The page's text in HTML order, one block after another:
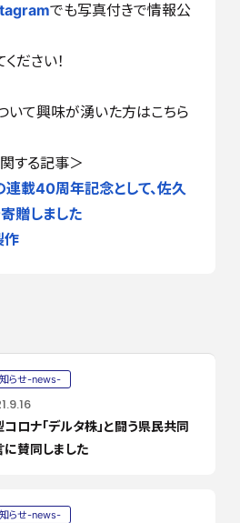
でも写真付きで情報公
ださい！
いて興味が湧いた方はこちら
する記事＞
連載40周年記念として、佐久
贈しました
作
らせ-news-
ロナ「デルタ株」と闘う県民共同
に賛同しました
らせ-news-